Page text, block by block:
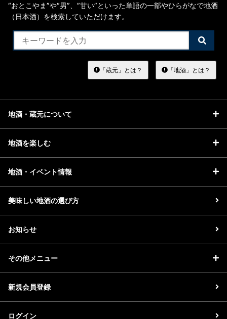
地酒・イベント情報
イベント情報TOP 新商品・おすすめ商品
地酒蔵元会WEB展示会
美味しい地酒の選び方
地酒蔵元会とは
“おとこやま”や“男”、”甘い”といった単語の一部やひらがなで地酒
（日本酒）を検索していただけます。
検
索
る
「蔵元」とは？ 「地酒」とは？
地酒・蔵元について
地酒を楽しむ
地酒・イベント情報
美味しい地酒の選び方
お知らせ
その他メニュー
新規会員登録
ログイン